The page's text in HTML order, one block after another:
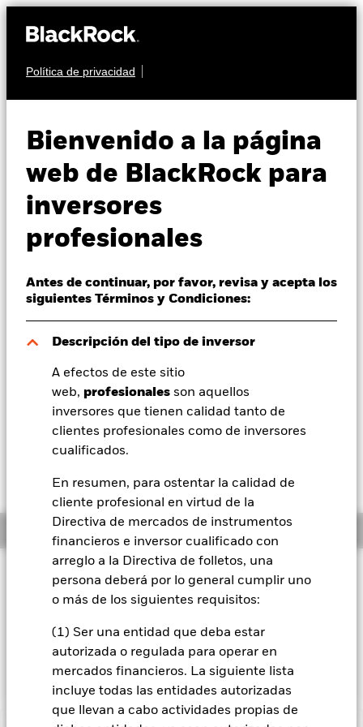
Política de privacidad
Bienvenido a la página
web de BlackRock para
inversores
profesionales
Antes de continuar, por favor, revisa y acepta los
siguientes Términos y Condiciones:
Descripción del tipo de inversor
A efectos de este sitio
web, profesionales son aquellos
inversores que tienen calidad tanto de
clientes profesionales como de inversores
cualificados.
En resumen, para ostentar la calidad de
cliente profesional en virtud de la
Directiva de mercados de instrumentos
financieros e inversor cualificado con
arreglo a la Directiva de folletos, una
persona deberá por lo general cumplir uno
o más de los siguientes requisitos:
(1) Ser una entidad que deba estar
autorizada o regulada para operar en
mercados financieros. La siguiente lista
incluye todas las entidades autorizadas
que llevan a cabo actividades propias de
Perspectivas
Visión de mercado
Educación
Profesionales
España
Change location
BlackRock
iShares
Nuestra compañía
Bond Index Fund (IE)
Valor liquidativo a 06 ago 2026
USD 12,66
USD -0,04 (-0,30%)
Filosofía de inversión
El Fondo BlackRock US Corporate Bond Index Fund pretende
Eurodollar Bond Index, un índice diseñado para reflejar el
comportamiento del mercado de eurobonos denominados en